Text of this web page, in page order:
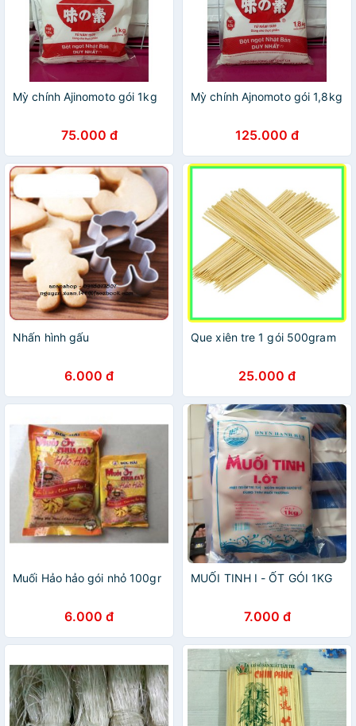
Mỳ chính Ajinomoto gói 1kg
75.000 đ
Mỳ chính Ajnomoto gói 1,8kg
125.000 đ
Nhấn hình gấu
6.000 đ
Que xiên tre 1 gói 500gram
25.000 đ
Muối Hảo hảo gói nhỏ 100gr
6.000 đ
MUỐI TINH I - ỐT GÓI 1KG
7.000 đ